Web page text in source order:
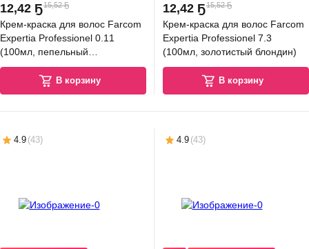
12,42 Ҕ15,52 Ҕ
Крем-краска для волос Farcom
Expertia Professionel 0.11
(100мл, пепельный
интенсивный)
В корзину
12,42 Ҕ15,52 Ҕ
Крем-краска для волос Farcom
Expertia Professionel 7.3
(100мл, золотистый блондин)
В корзину
4.9 (43) 4.9 (43)